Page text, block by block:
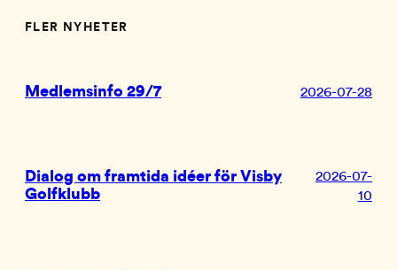
FLER NYHETER
Medlemsinfo 29/7 2026-07-28
Dialog om framtida idéer för Visby
Golfklubb
2026-07-
10